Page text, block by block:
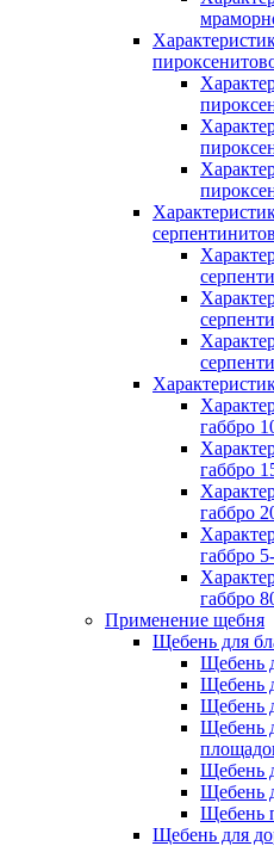
габбро
габбро
габбро
габбро
габбро
Применение щебня
Щебень для
Щебень
Щебень
Щебень
Щебень
Щебень
Щебень
Щебень
Щебень для